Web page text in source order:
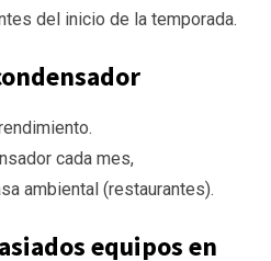
del inicio de la temporada.
cada mes,
ambiental (restaurantes).
equipos en